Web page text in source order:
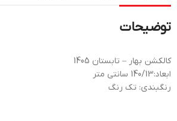
توضیحات
کالکشن بهار – تابستان 1405
ابعاد:140/13 سانتی متر
رنگبندی: تک رنگ